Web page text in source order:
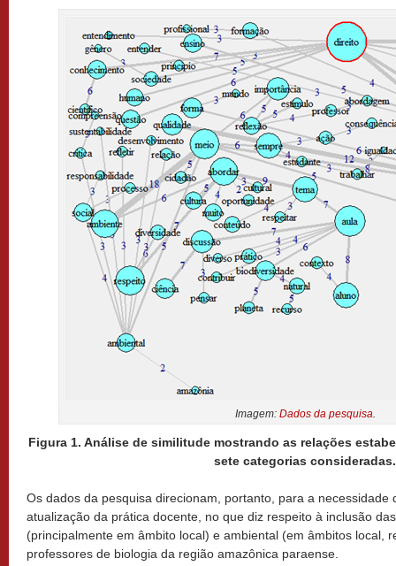
Imagem: Dados da pesquisa.
Figura 1. Análise de similitude mostrando as relações
sete categorias consideradas.
Os dados da pesquisa direcionam, portanto, para a necessidade
atualização da prática docente, no que diz respeito à inclusão
(principalmente em âmbito local) e ambiental (em âmbitos local,
professores de biologia da região amazônica paraense.